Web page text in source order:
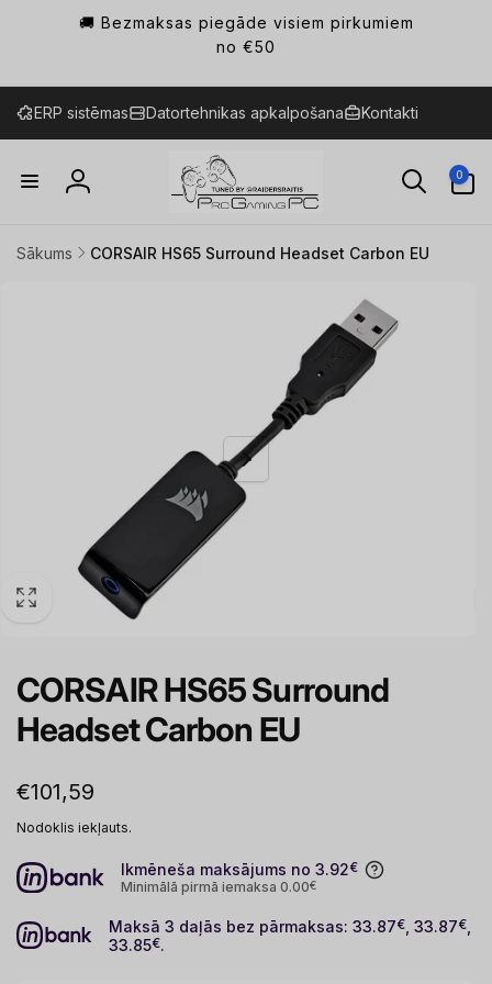
🚚 Bezmaksas piegāde visiem pirkumiem
no €50
ERP sistēmas Datortehnikas apkalpošana Kontakti
Ienākt
0
preces
Sākums
CORSAIR HS65 Surround Headset Carbon EU
CORSAIR HS65 Surround
Headset Carbon EU
Parastā
cena
€101,59
Nodoklis iekļauts.
Ikmēneša maksājums no 3.92€
Minimālā pirmā iemaksa 0.00€
Maksā 3 daļās bez pārmaksas: 33.87€ , 33.87€
33.85€.